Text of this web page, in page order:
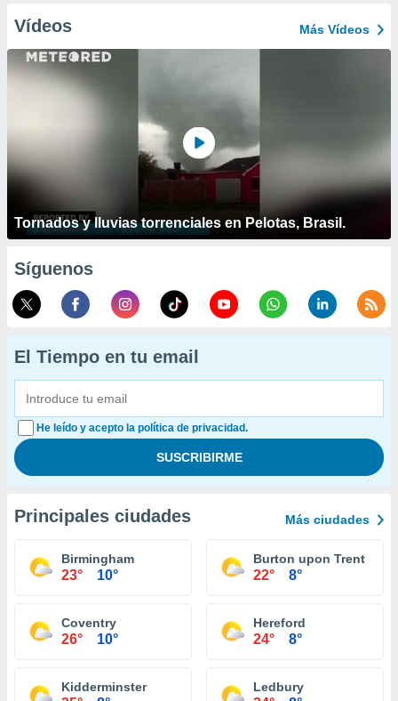
Vídeos Más Vídeos
Tornados y lluvias torrenciales en Pelotas, Brasil.
Síguenos
El Tiempo en tu email
He leído y acepto la política de privacidad.
Principales ciudades Más ciudades
Birmingham
23° 10°
Burton upon Trent
22° 8°
Coventry
26° 10°
Hereford
24° 8°
Kidderminster Ledbury